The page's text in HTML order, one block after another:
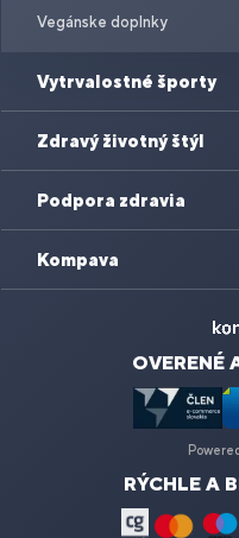
Vegánske doplnky
Vytrvalostné športy
Zdravý životný štýl
Podpora zdravia
Kompava
OVERENÉ
RÝCHLE A